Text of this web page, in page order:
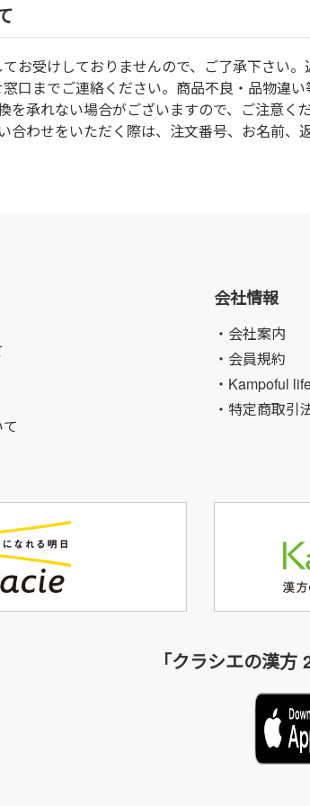
お受けしておりませんので、ご了承下さい
⼝までご連絡ください。商品不良・品物違
を承れない場合がございますので、ご注意
合わせをいただく際は、注文番号、お名前、
会社情報
・会社案内
・会員規約
・Kampoful
・特定商取引
「クラシエの漢